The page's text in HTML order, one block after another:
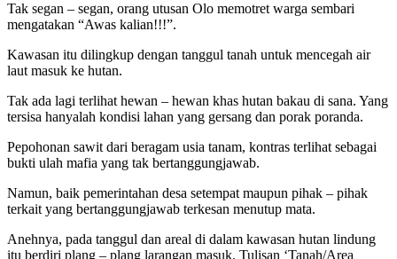
Tak segan – segan, orang utusan Olo memotret warga sembari
mengatakan “Awas kalian!!!”.
Kawasan itu dilingkup dengan tanggul tanah untuk mencegah air
laut masuk ke hutan.
Tak ada lagi terlihat hewan – hewan khas hutan bakau di sana. Yang
tersisa hanyalah kondisi lahan yang gersang dan porak poranda.
Pepohonan sawit dari beragam usia tanam, kontras terlihat sebagai
bukti ulah mafia yang tak bertanggungjawab.
Namun, baik pemerintahan desa setempat maupun pihak – pihak
terkait yang bertanggungjawab terkesan menutup mata.
Anehnya, pada tanggul dan areal di dalam kawasan hutan lindung
itu berdiri plang – plang larangan masuk. Tulisan ‘Tanah/Area